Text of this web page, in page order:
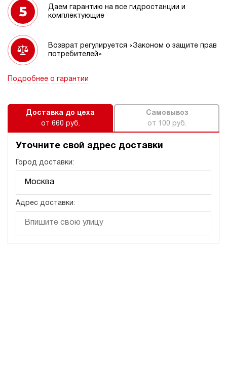
Даем гарантию на все гидростанции и
комплектующие
Возврат регулируется «Законом о защите прав
потребителей»
Подробнее о гарантии
Доставка до цеха
от 660 руб.
Самовывоз
от 100 руб.
Уточните свой адрес доставки
Город доставки:
Адрес доставки: